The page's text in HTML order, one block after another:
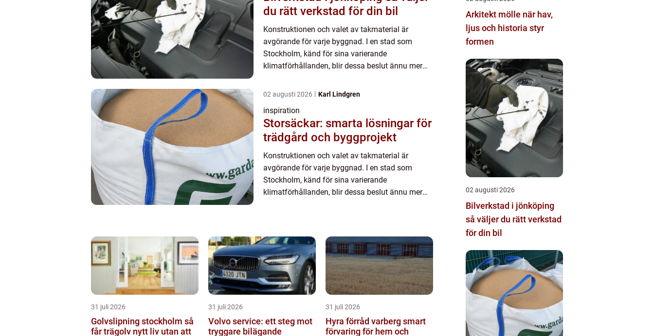
du rätt verkstad för din bil
Konstruktionen och valet av takmaterial är
avgörande för varje byggnad. I en stad som
Stockholm, känd för sina varierande
klimatförhållanden, blir dessa beslut ännu mer
02 augusti 2026 Karl Lindgren
inspiration
Storsäckar: smarta lösningar för
trädgård och byggprojekt
Konstruktionen och valet av takmaterial är
avgörande för varje byggnad. I en stad som
Stockholm, känd för sina varierande
klimatförhållanden, blir dessa beslut ännu mer
31 juli 2026
Golvslipning stockholm så
får trägolv nytt liv utan att
31 juli 2026
Volvo service: ett steg mot
tryggare bilägande
31 juli 2026
Hyra förråd varberg smart
förvaring för hem och
Arkitekt mölle när hav,
ljus och historia styr
formen
02 augusti 2026
Bilverkstad i jönköping
så väljer du rätt verkstad
för din bil